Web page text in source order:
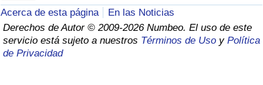
Acerca de esta página
En las Noticias
Derechos de Autor © 2009-2026 Numbeo. El uso de este
servicio está sujeto a nuestros Términos de Uso y Política
de Privacidad
Índice de Sanidad (Actual)
Índice de Sanidad